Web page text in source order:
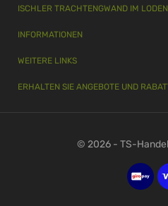
ISCHLER TRACHTENGWAND IM
INFORMATIONEN
WEITERE LINKS
ERHALTEN SIE ANGEBOTE UND
© 2026 - TS-